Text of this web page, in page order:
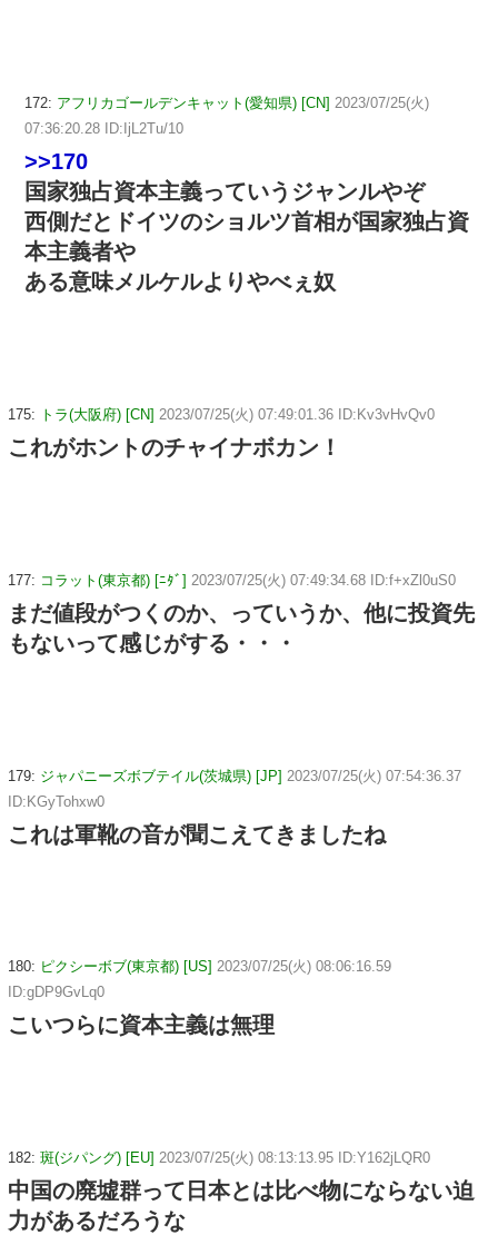
172: アフリカゴールデンキャット(愛知県) [CN] 2023/07/25(火)
07:36:20.28 ID:IjL2Tu/10
>>170
国家独占資本主義っていうジャンルやぞ
西側だとドイツのショルツ首相が国家独占資
本主義者や
ある意味メルケルよりやべぇ奴
175: トラ(大阪府) [CN] 2023/07/25(火) 07:49:01.36 ID:Kv3vHvQv0
これがホントのチャイナボカン！
177: コラット(東京都) [ﾆﾀﾞ] 2023/07/25(火) 07:49:34.68 ID:f+xZl0uS0
まだ値段がつくのか、っていうか、他に投資先
もないって感じがする・・・
179: ジャパニーズボブテイル(茨城県) [JP] 2023/07/25(火) 07:54:36.37
ID:KGyTohxw0
これは軍靴の音が聞こえてきましたね
180: ピクシーボブ(東京都) [US] 2023/07/25(火) 08:06:16.59
ID:gDP9GvLq0
こいつらに資本主義は無理
182: 斑(ジパング) [EU] 2023/07/25(火) 08:13:13.95 ID:Y162jLQR0
中国の廃墟群って日本とは比べ物にならない迫
力があるだろうな